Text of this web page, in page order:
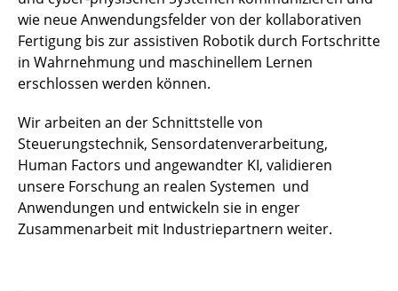
wie neue Anwendungsfelder von der kollaborativen
Fertigung bis zur assistiven Robotik durch Fortschritte
in Wahrnehmung und maschinellem Lernen
erschlossen werden können.
Wir arbeiten an der Schnittstelle von
Steuerungstechnik, Sensordatenverarbeitung,
Human Factors und angewandter KI, validieren
unsere Forschung an realen Systemen und
Anwendungen und entwickeln sie in enger
Zusammenarbeit mit Industriepartnern weiter.